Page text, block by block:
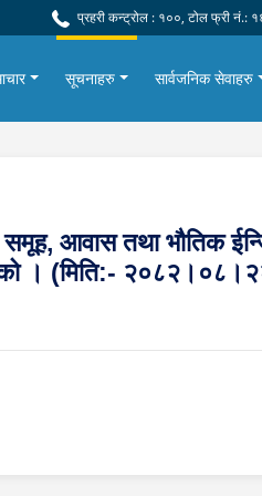
प्रहरी कन्ट्रोल : १००, टोल फ्री नं.:
सूचनाहरु सार्वजनिक सेवाहरु
आवास तथा भौतिक
। (मिति:-